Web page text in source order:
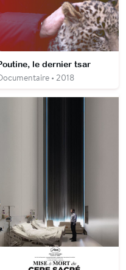
le dernier tsar
• 2018